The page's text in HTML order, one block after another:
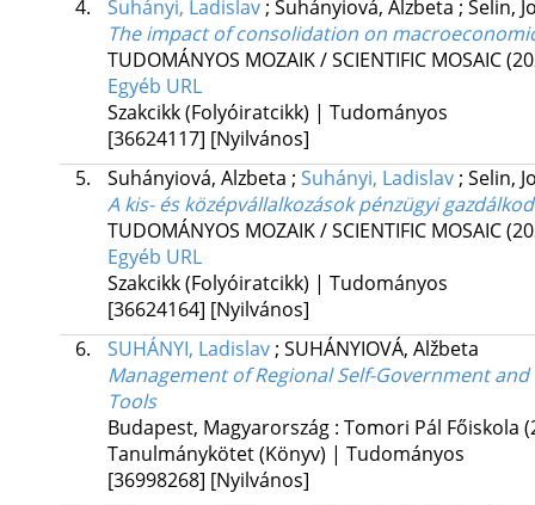
4.
Suhányi, Ladislav; Suhányiová, Alzbeta ; Selin,
The impact of consolidation on
TUDOMÁNYOS MOZAIK / SCIENTIFIC MOSAIC
Egyéb URL
Szakcikk (Folyóiratcikk) | Tudományos
[36624117] [Nyilvános]
5.
Suhányiová, Alzbeta ; Suhányi, Ladislav; Selin,
A kis- és középvállalkozások pénzügyi
TUDOMÁNYOS MOZAIK / SCIENTIFIC MOSAIC
Egyéb URL
Szakcikk (Folyóiratcikk) | Tudományos
[36624164] [Nyilvános]
6.
SUHÁNYI, Ladislav; SUHÁNYIOVÁ, Alžbeta
Management of Regional Self-Government
Tools
Budapest, Magyarország : Tomori Pál Főiskola
Tanulmánykötet (Könyv) | Tudományos
[36998268] [Nyilvános]